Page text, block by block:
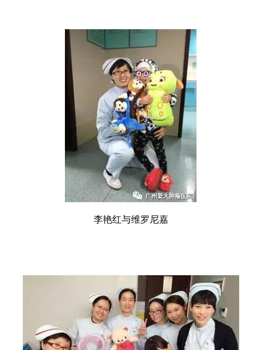
李艳红与维罗尼嘉